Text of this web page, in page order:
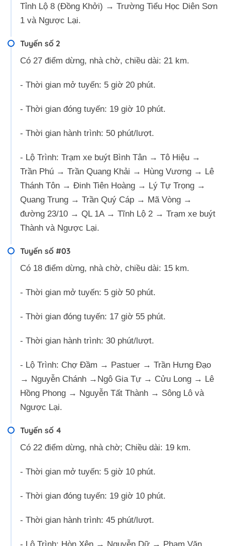
Tỉnh Lộ 8 (Đồng Khởi) → Trường Tiểu Học Diên Sơn
1 và Ngược Lại.
Tuyến số 2
Có 27 điểm dừng, nhà chờ, chiều dài: 21 km.
- Thời gian mở tuyến: 5 giờ 20 phút.
- Thời gian đóng tuyến: 19 giờ 10 phút.
- Thời gian hành trình: 50 phút/lượt.
- Lộ Trình: Trạm xe buýt Bình Tân → Tô Hiệu →
Trần Phú → Trần Quang Khải → Hùng Vương → Lê
Thánh Tôn → Đinh Tiên Hoàng → Lý Tự Trọng →
Quang Trung → Trần Quý Cáp → Mã Vòng →
đường 23/10 → QL 1A → Tĩnh Lộ 2 → Trạm xe buýt
Thành và Ngược Lại.
Tuyến số #03
Có 18 điểm dừng, nhà chờ, chiều dài: 15 km.
- Thời gian mở tuyến: 5 giờ 50 phút.
- Thời gian đóng tuyến: 17 giờ 55 phút.
- Thời gian hành trình: 30 phút/lượt.
- Lộ Trình: Chợ Đầm → Pastuer → Trần Hưng Đạo
→ Nguyễn Chánh →Ngô Gia Tự → Cửu Long → Lê
Hồng Phong → Nguyễn Tất Thành → Sông Lô và
Ngược Lại.
Tuyến số 4
Có 22 điểm dừng, nhà chờ; Chiều dài: 19 km.
- Thời gian mở tuyến: 5 giờ 10 phút.
- Thời gian đóng tuyến: 19 giờ 10 phút.
- Thời gian hành trình: 45 phút/lượt.